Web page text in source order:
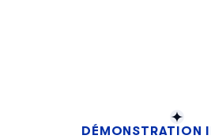
DÉMONSTRATION